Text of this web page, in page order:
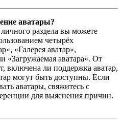
аватары?
раздела вы можете
четырёх
«Галерея аватар»,
«Загружаемая аватара». От
включена ли поддержка аватар,
могут быть доступны. Если
аватары, свяжитесь с
для выяснения причин.